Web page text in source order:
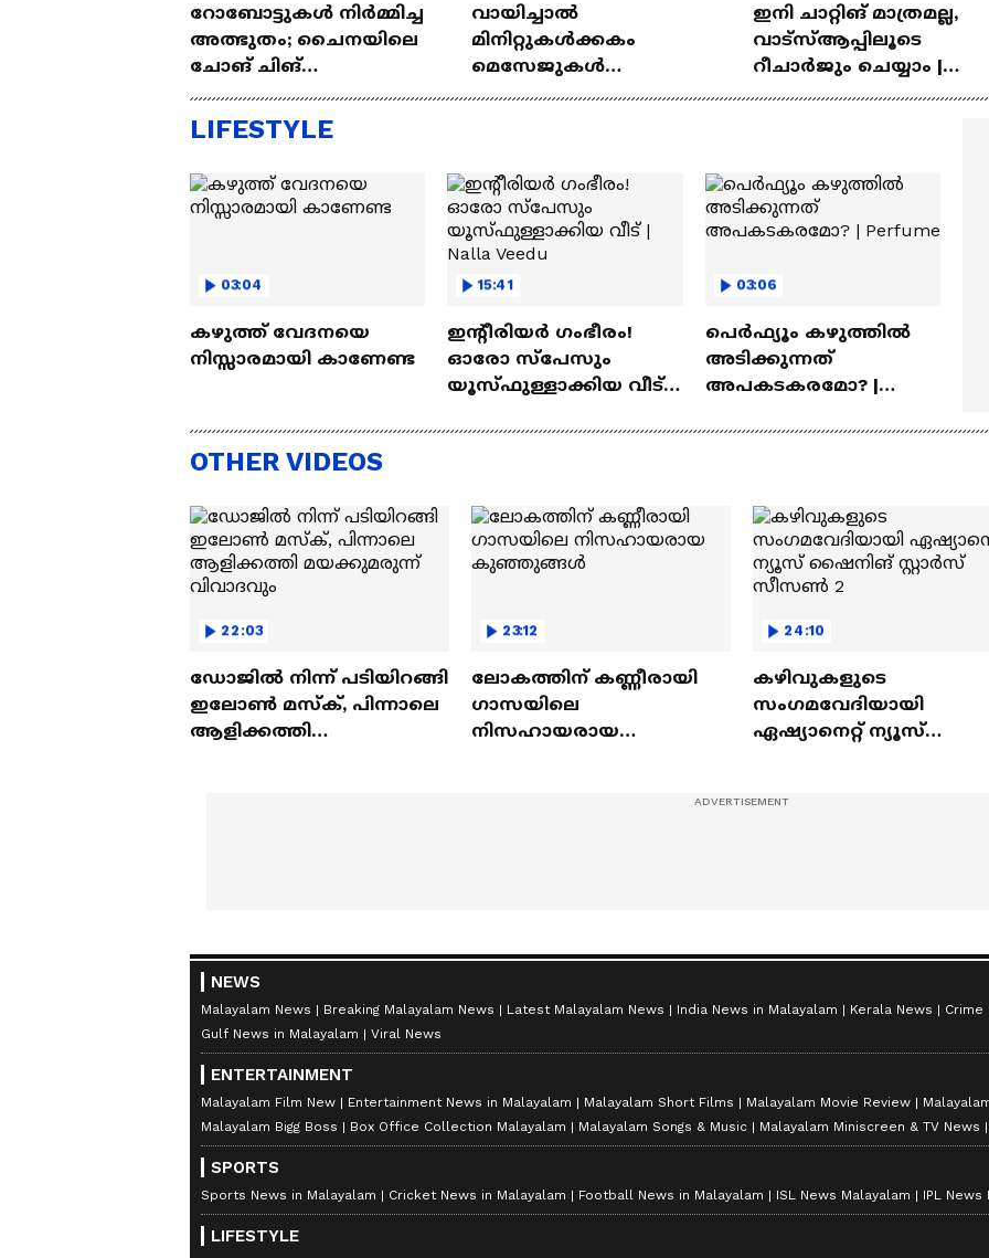
റോബോട്ടുകൾ നിർമ്മിച്ച
അത്ഭുതം; ചൈനയിലെ
ചോങ് ചിങ്
Chongqing Railway Station
വായിച്ചാൽ
മിനിറ്റുകൾക്കകം
മെസേജുകള്‍
ഇനി ചാറ്റിങ് മാത്രമല്ല,
വാട്‌സ്‌ആപ്പിലൂടെ
റീചാർജും ചെയ്യാം |
LIFESTYLE
03:04
കഴുത്ത് വേദനയെ
നിസ്സാരമായി കാണേണ്ട
15:41
ഇന്റീരിയർ ഗംഭീരം!
ഓരോ സ്‌പേസും
യൂസ്ഫുള്ളാക്കിയ വീട് |
03:06
പെർഫ്യൂം കഴുത്തിൽ
അടിക്കുന്നത്
അപകടകരമോ? |
OTHER VIDEOS
22:03
ഡോജിൽ നിന്ന് പടിയിറങ്ങി
ഇലോൺ മസ്ക്, പിന്നാലെ
ആളിക്കത്തി
23:12
ലോകത്തിന് കണ്ണീരായി
ഗാസയിലെ
നിസഹായരായ
24:10
കഴിവുകളുടെ
സംഗമവേദിയായി
ഏഷ്യാനെറ്റ് ന്യൂസ്
NEWS
Malayalam News Breaking Malayalam News Latest Malayalam News India News in Malayalam Kerala News Crime
Gulf News in Malayalam
Viral News
ENTERTAINMENT
Malayalam Film New Entertainment News in Malayalam Malayalam Short Films Malayalam Movie Review
Malayalam Bigg Boss
Box Office Collection Malayalam Malayalam Songs & Music Malayalam Miniscreen & TV News
SPORTS
Sports News in Malayalam Cricket News in Malayalam Football News in Malayalam ISL News Malayalam IPL News
LIFESTYLE